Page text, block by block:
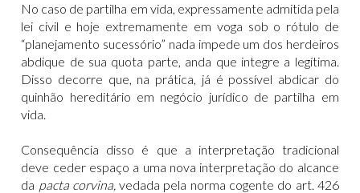
No caso de partilha em vida, expressamente admitida pela
lei civil e hoje extremamente em voga sob o rótulo de
“planejamento sucessório” nada impede um dos herdeiros
abdique de sua quota parte, anda que integre a legítima.
Disso decorre que, na prática, já é possível abdicar do
quinhão hereditário em negócio jurídico de partilha em
vida.
Consequência disso é que a interpretação tradicional
deve ceder espaço a uma nova interpretação do alcance
da pacta corvina,vedada pela norma cogente do art. 426